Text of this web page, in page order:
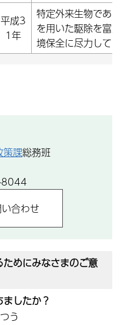
平成3
1年
特定外来生物であ
を用いた駆除を富
境保全に尽力してい
策課総務班
8044
めにみなさまのご意
したか？
う